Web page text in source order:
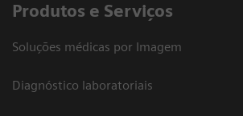
Produtos e Serviços
Soluções médicas por Imagem
Diagnóstico laboratoriais